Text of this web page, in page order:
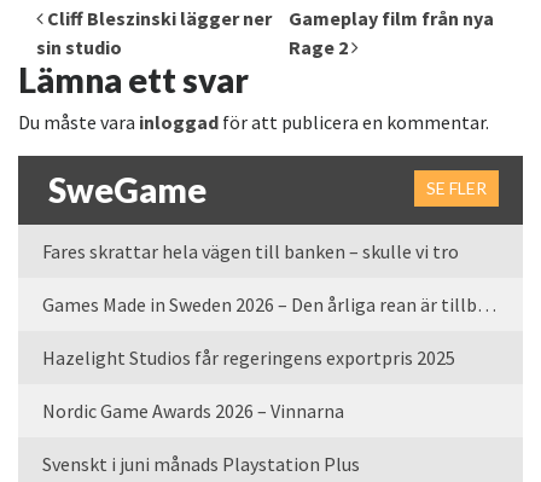
Inläggsnavigering
Cliff Bleszinski lägger ner
sin studio
Gameplay film från nya
Rage 2
Lämna ett svar
Du måste vara inloggad för att publicera en kommentar.
SweGame SE FLER
Fares skrattar hela vägen till banken – skulle vi tro
Games Made in Sweden 2026 – Den årliga rean är tillbaka
Hazelight Studios får regeringens exportpris 2025
Nordic Game Awards 2026 – Vinnarna
Svenskt i juni månads Playstation Plus